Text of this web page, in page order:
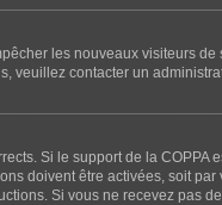
les nouveaux visiteurs
veuillez contacter un
Si le support de la
doivent être activées, soit
Si vous ne recevez